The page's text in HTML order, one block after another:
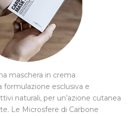
maschera in crema
formulazione esclusiva e
naturali, per un’azione cutanea
Le Microsfere di Carbone